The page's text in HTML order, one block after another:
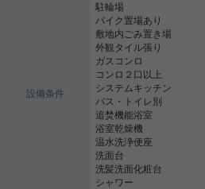
設備条件
駐輪場
バイク置場あり
敷地内ごみ置き場
外観タイル張り
ガスコンロ
コンロ２口以上
システムキッチン
バス・トイレ別
追焚機能浴室
浴室乾燥機
温水洗浄便座
洗面台
洗髪洗面化粧台
シャワー